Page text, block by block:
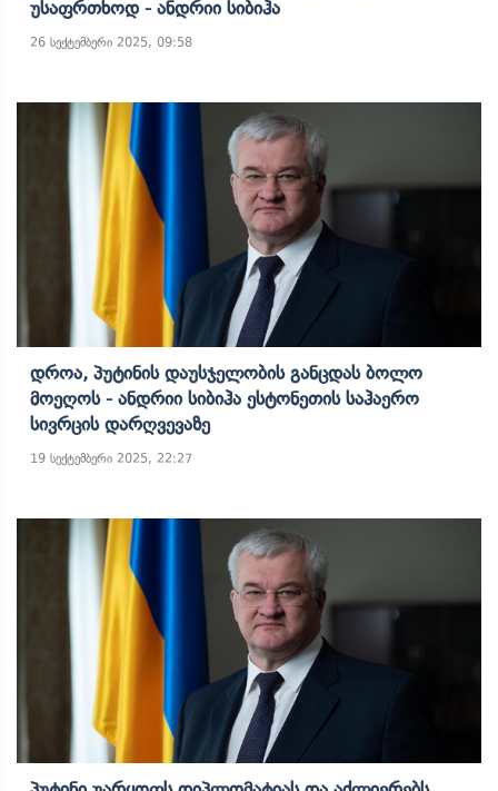
Უსაფრთხოდ - Ანდრიი Სიბიჰა
26 სექტემბერი 2025, 09:58
Დროა, Პუტინის Დაუსჯელობის Განცდას Ბოლო
Მოეღოს - Ანდრიი Სიბიჰა Ესტონეთის Საჰაერო
Სივრცის Დარღვევაზე
19 სექტემბერი 2025, 22:27